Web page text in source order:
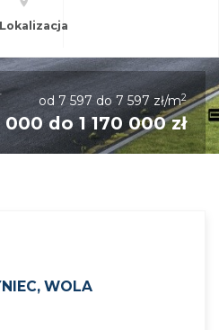
Lokalizacja
od 7 597 do 7 597 zł/m2
000 do 1 170 000 zł
WOLA